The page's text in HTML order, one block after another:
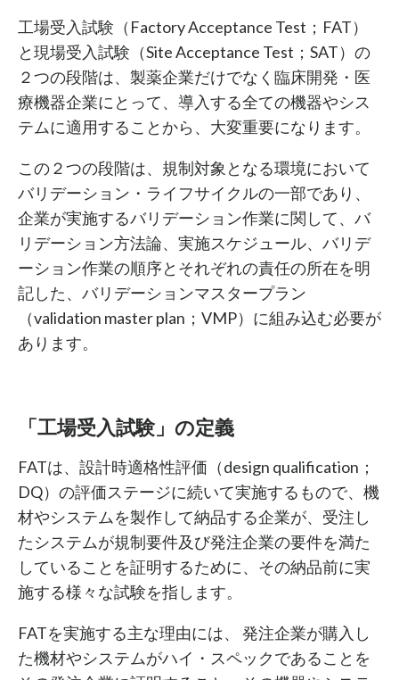
工場受入試験（Factory Acceptance Test；FAT）
と現場受入試験（Site Acceptance Test；SAT）の
２つの段階は、製薬企業だけでなく臨床開発・医
療機器企業にとって、導入する全ての機器やシス
テムに適用することから、大変重要になります。
この２つの段階は、規制対象となる環境において
バリデーション・ライフサイクルの一部であり、
企業が実施するバリデーション作業に関して、バ
リデーション方法論、実施スケジュール、バリデ
ーション作業の順序とそれぞれの責任の所在を明
記した、バリデーションマスタープラン
（validation master plan；VMP）に組み込む必要が
あります。
「工場受入試験」の定義
FATは、設計時適格性評価（design qualification；
DQ）の評価ステージに続いて実施するもので、機
材やシステムを製作して納品する企業が、受注し
たシステムが規制要件及び発注企業の要件を満た
していることを証明するために、その納品前に実
施する様々な試験を指します。
FATを実施する主な理由には、 発注企業が購入し
た機材やシステムがハイ・スペックであることを